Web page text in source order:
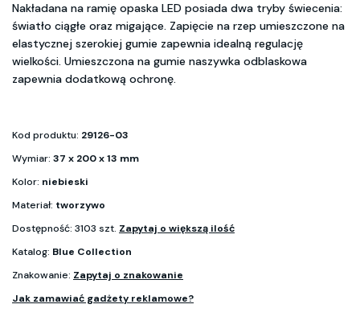
Nakładana na ramię opaska LED posiada dwa tryby świecenia:
światło ciągłe oraz migające. Zapięcie na rzep umieszczone na
elastycznej szerokiej gumie zapewnia idealną regulację
wielkości. Umieszczona na gumie naszywka odblaskowa
zapewnia dodatkową ochronę.
Kod produktu: 29126-03
Wymiar: 37 x 200 x 13 mm
Kolor: niebieski
Materiał: tworzywo
Dostępność: 3103 szt. Zapytaj o większą ilość
Katalog: Blue Collection
Znakowanie: Zapytaj o znakowanie
Jak zamawiać gadżety reklamowe?